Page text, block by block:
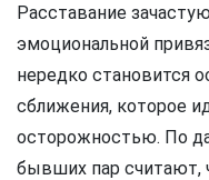
Расставание
эмоциональной
нередко становится
сближения, которое
осторожностью. По
бывших пар считают,